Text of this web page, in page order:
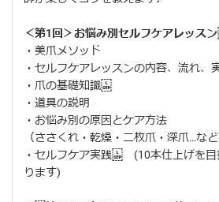
＜第1回＞お悩み別セルフケアレッス
・美爪メソッド
・セルフケアレッスンの内容、流れ
・爪の基礎知識
・道具の説明
・お悩み別の原因とケア方法
（ささくれ・乾燥・二枚爪・深爪…など
・セルフケア実践 (10本仕上げを目
ります)